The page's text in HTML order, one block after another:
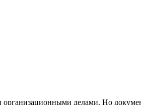
организационными делами. Но